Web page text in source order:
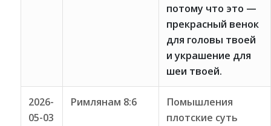
потому что это —
прекрасный венок
для головы твоей
и украшение для
шеи твоей.
2026-
05-03
Римлянам 8:6
Помышления
плотские суть